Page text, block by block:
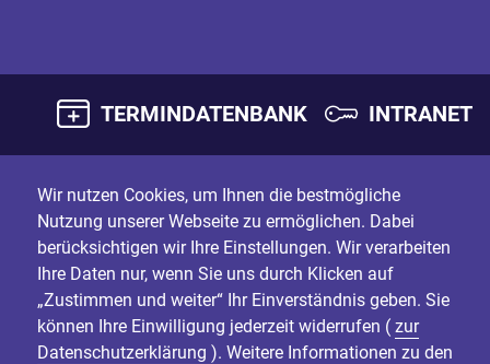
TERMINDATENBANK INTRANET
Wir nutzen Cookies, um Ihnen die bestmögliche
Nutzung unserer Webseite zu ermöglichen. Dabei
berücksichtigen wir Ihre Einstellungen. Wir verarbeiten
Ihre Daten nur, wenn Sie uns durch Klicken auf
„Zustimmen und weiter“ Ihr Einverständnis geben. Sie
können Ihre Einwilligung jederzeit widerrufen ( zur
Datenschutzerklärung ). Weitere Informationen zu den